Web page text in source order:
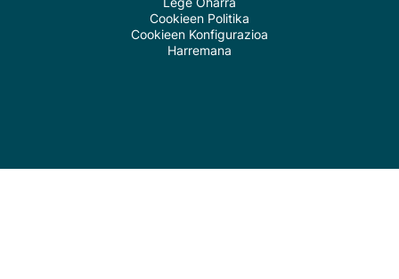
Cookieen Politika
Cookieen Konfigurazioa
Harremana